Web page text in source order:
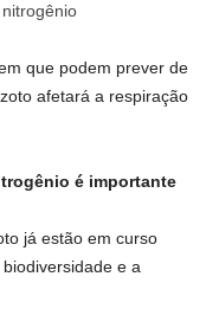
que podem prever de
afetará a respiração
é importante
já estão em curso
e a